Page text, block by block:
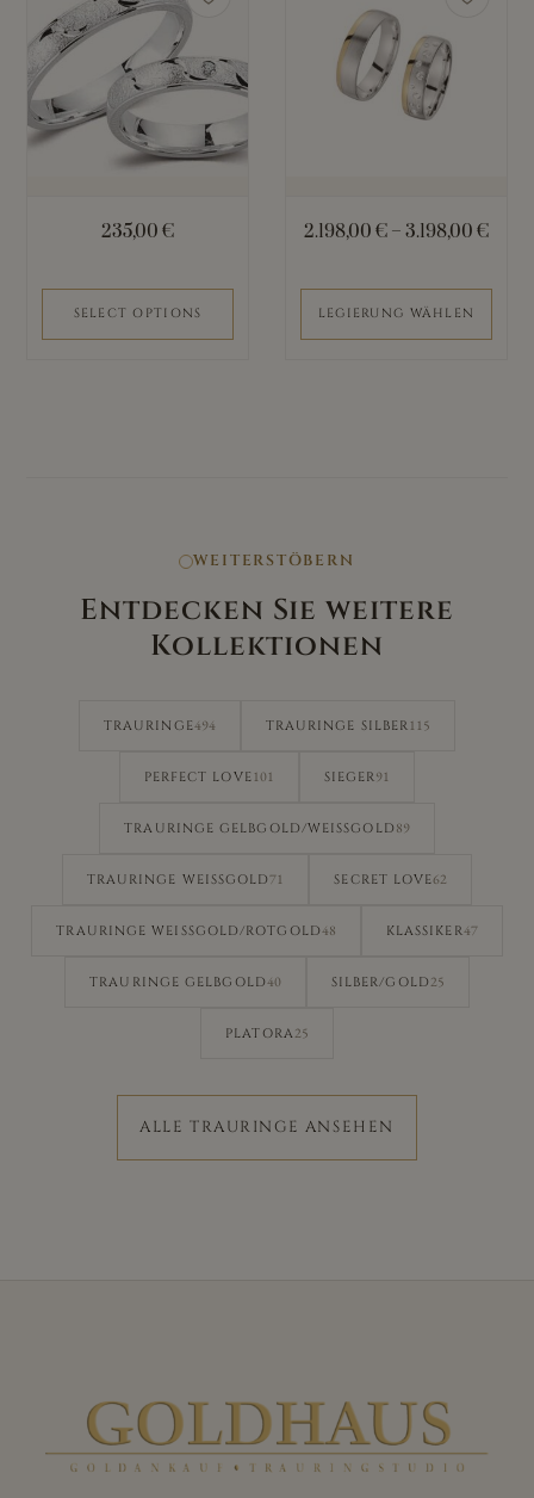
235,00 €
SELECT OPTIONS
2.198,00 € – 3.198,00 €
LEGIERUNG WÄHLEN
mehrere
Varianten
können
Produktseite
gewählt
WEITERSTÖBERN
Entdecken Sie weitere
Kollektionen
TRAURINGE494 TRAURINGE SILBER 115
PERFECT LOVE 101 SIEGER91
TRAURINGE GELBGOLD/WEISSGOLD 89
TRAURINGE WEISSGOLD 71 SECRET LOVE62
TRAURINGE WEISSGOLD/ROTGOLD 48 KLASSIKER47
TRAURINGE GELBGOLD40 SILBER/GOLD 25
PLATORA25
ALLE TRAURINGE ANSEHEN